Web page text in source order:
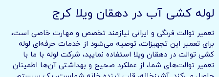
لوله کشی آب در دهقان ویلا کرج
تعمیر توالت فرنگی و ایرانی نیازمند تخصص و مهارت خاصی است،
برای تعمیر این تجهیزات، توصیه می‌شود از خدمات حرفه‌ای لوله
کشی توالت در دهقان ویلا استفاده نمایید، شرکت لوله با ما با
تعمیر توالت‌های شما، از عملکرد صحیح و بهداشتی آن‌ها اطمینان